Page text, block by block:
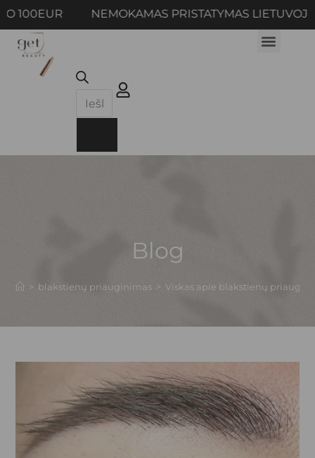
NEMOKAMAS PRISTATYMAS LIETUVOJE NUO
Blog
> blakstienų priauginimas > Viskas apie blakstienų